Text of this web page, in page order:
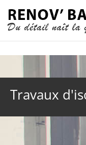
Travaux